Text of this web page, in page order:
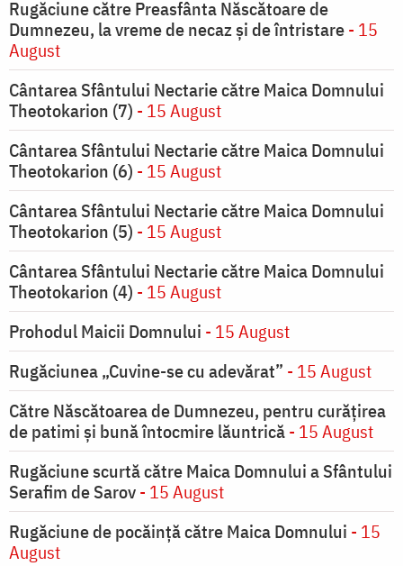
Rugăciune către Preasfânta Născătoare de
Dumnezeu, la vreme de necaz şi de întristare- 15
August
Cântarea Sfântului Nectarie către Maica Domnului
Theotokarion (7) - 15 August
Cântarea Sfântului Nectarie către Maica Domnului
Theotokarion (6) - 15 August
Cântarea Sfântului Nectarie către Maica Domnului
Theotokarion (5) - 15 August
Cântarea Sfântului Nectarie către Maica Domnului
Theotokarion (4) - 15 August
Prohodul Maicii Domnului - 15 August
Rugăciunea „Cuvine-se cu adevărat” - 15 August
Către Născătoarea de Dumnezeu, pentru curățirea
de patimi și bună întocmire lăuntrică- 15 August
Rugăciune scurtă către Maica Domnului a Sfântului
Serafim de Sarov- 15 August
Rugăciune de pocăinţă către Maica Domnului - 15
August